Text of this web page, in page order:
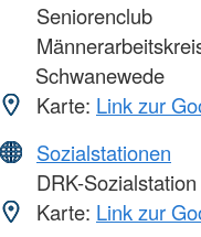
Seniorenclub
Schwanewede
Karte: Link zur
Sozialstationen
DRK-Sozialstation
Karte: Link zur